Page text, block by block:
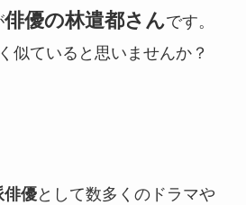
俳優の林遣都さんです。
似ていると思いませんか？
俳優として数多くのドラマや